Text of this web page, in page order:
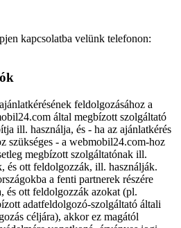
kapcsolatba velünk telefonon:
feldolgozásához a
által megbízott szolgáltató
ill. használja, és - ha az ajánlatkérés
szükséges - a webmobil24.com-hoz
megbízott szolgáltatónak ill.
és ott feldolgozzák, ill. használják.
a fenti partnerek részére
és ott feldolgozzák azokat (pl.
adatfeldolgozó-szolgáltató általi
céljára), akkor ez magától